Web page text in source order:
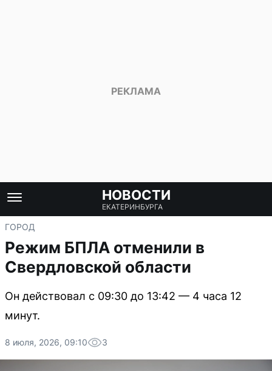
НОВОСТИ
ЕКАТЕРИНБУРГА
ГОРОД
Режим БПЛА отменили в
Свердловской области
Он действовал с 09:30 до 13:42 — 4 часа 12
минут.
8 июля, 2026, 09:10 3